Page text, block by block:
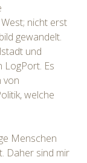
nicht erst
gewandelt.
und
LogPort. Es
von
welche
Menschen
Daher sind mir